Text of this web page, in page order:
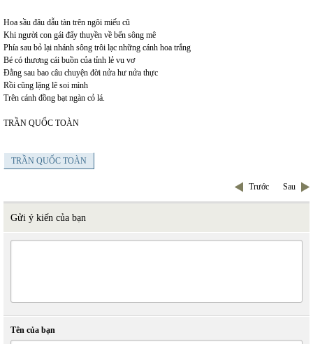
Hoa sầu đâu dẫu tàn trên ngôi miếu cũ
Khi người con gái đẩy thuyền về bến sông mê
Phía sau bỏ lại nhánh sông trôi lạc những cánh hoa trắng
Bé có thương cái buồn của tỉnh lẻ vu vơ
Đằng sau bao câu chuyện đời nửa hư nửa thực
Rồi cũng lặng lẽ soi mình
Trên cánh đồng bạt ngàn cỏ lá.
TRẦN QUỐC TOÀN
TRẦN QUỐC TOÀN
Trước Sau
Gửi ý kiến của bạn
Tên của bạn